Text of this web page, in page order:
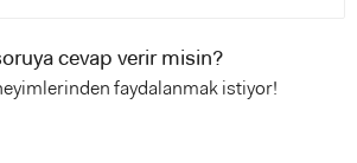
cevap verir misin?
faydalanmak istiyor!